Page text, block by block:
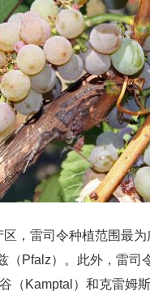
，雷司令种植范围最
（Pfalz）。此外，雷
（Kamptal）和克雷姆